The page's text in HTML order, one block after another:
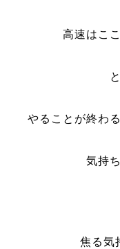
高速はこ
やることが終わ
気持
焦る気